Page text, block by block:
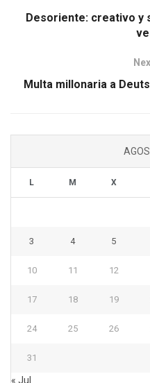
Desoriente: creativo y
Multa millonaria a
L M X
3 4 5
10 11 12
17 18 19
24 25 26
31
« Jul